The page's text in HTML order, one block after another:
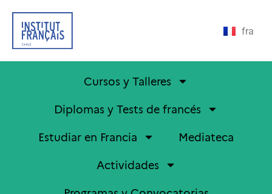
fra
Cursos y Talleres
Diplomas y Tests de francés
Estudiar en Francia
Mediateca
Actividades